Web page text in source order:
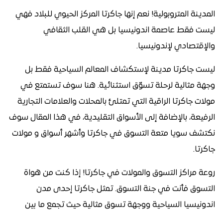
المدينة المتروبولية! نعم إنها جاكرتا المركز الحيوي للبلاد فهي
ليست فقط عاصمة اندونيسيا بل هي القلب الثقافي
والإقتصادي لإندونيسيا.
ليست جاكرتا مدينة لإستكشاف المعالم السياحية فقط بل
وجهة مثالية لرحلة تسوّق استثنائية. هنا سوف تستمتع في
مولات جاكرتا الراقية التي تمتلئ بالمحلات والعلامات التجارية
الرفيعة، بالإضافة إلى الأسواق التقليدية، في هذا المقال سوف
نكتشف سويا متعة التسوق في جاكرتا وأشهر أسواق و مولات
جاكرتا.
روعة مراكز التسوق والمولات في جاكرتا! إذا كنت من هواة
التسوق فأنت في جنة التسوق. تمثل جاكرتا إحدى مدن
اندونيسيا السياحية ووجهة تسوق مثالية حيث تجمع ما بين